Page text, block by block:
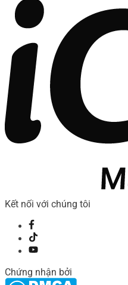
Kết nối với chúng tôi
Chứng nhận bởi